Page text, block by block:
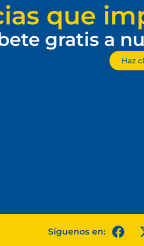
que
gratis a
Haz
Síguenos en: